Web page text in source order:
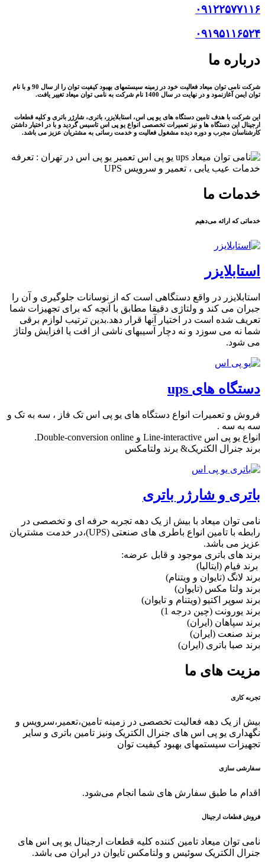
۰۹۱۲۲۵۷۷۱۱۶
۰۹۱۹۵۱۱۶۵۲۴
درباره ما
شرکت نامی توان میعاد فعالیت خود در زمینه سیستمهای بهبود کیفیت توان را از سال 90 و با نام
توان ایمن آغازنمود و در نهایت در سال 1400 نام شرکت به نامی توان میعاد تغییر یافت.
این شرکت با هدف تامین دستگاه های یو پی اس، استابلایزر، باتری، شارژر باتری و کلیه قطعات
ارجینال این دستگاه ها و نیز تعمیرات تخصصی انواع یو پی اس تاسیس گردید و با در اختیار داشتن
کارشناسان مجرب و دوره دیده مشغول فعالیت و خدمت رسانی به مشتریان عزیز می باشد.
خدمات ما
خدماتی که ارائه می‌دهیم
استابلایزر
استابلایزر در واقع دستگاهی است که از نوسانات جلوگیری و آن را
جبران می کند و ولتاژی دقیقا مطابق با آنچه که برای تجهیزات شما
تعریف شده است در اختیار آنها قرار دهد.بدین ترتیب لوازم برقی
شما نه می سوزد و نه دچار آسیبهای ناشی از افت یا افزایش ولتاژ
می شود.
دستگاه های ups
فروش و تعمیرات انواع دستگاه های یو پی اس تک فاز ، سه به تک و
سه به سه .
انواع یو پی اس Line-interactive و Double-conversion online.
برند جنرال الکتریک& برند ولتامکس
باتری و شارژر باتری
نامی توان میعاد با بیش از یک دهه تجربه حرفه ای و تخصصی در
رابطه با تامین انواع باطری های صنعتی (UPS)،در خدمت مشتریان
عزیز می باشد.
برند های باتری موجود و قابل عرضه:
برند فیام (ایتالیا)
برند لانگ (تایوان و ویتنام)
برند ولتا مکس (تایوان)
برند سوپر اکتیو (ویتنام و تایوان)
برند یورونت (چین درجه 1)
برند سپاهان (ایران)
برند صنعت (ایران)
برند صبا باتری (ایران)
مزیت های ما
تجربه کاری
بیش از یک دهه فعالیت تخصصی در زمینه تامین،تعمیر،سرویس و
نگهداری یو پی اس های جنرال الکتریک ونیز تامین باتری و سایر
تجهیزات سیستمهای بهبود کیفیت توان
سفارشی سازی
اقدام ما طبق سفارش های شما انجام می‌شود.
فروش قطعات ارجینال
نامی توان میعاد تامین کننده کلیه قطعات ارجینال یو پی اس های
جنرال الکتریک سوئیس و ولتامکس تایوان در ایران می باشد.